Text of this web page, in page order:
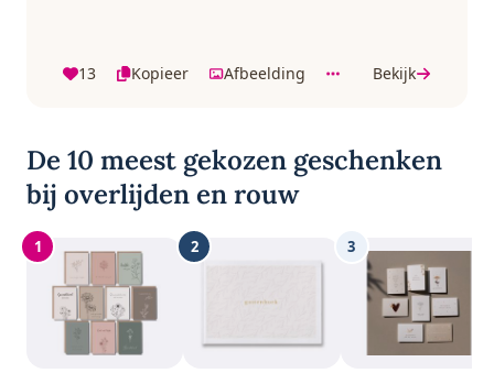
13 Kopieer Afbeelding Bekijk
De 10 meest gekozen geschenken
bij overlijden en rouw
1 2 3